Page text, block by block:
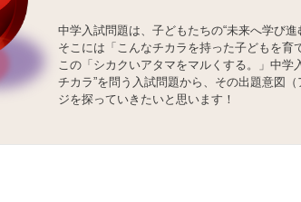
中学入試問題は、子どもたちの“未来へ学び進
そこには「こんなチカラを持った子どもを育
この「シカクいアタマをマルくする。」中学
チカラ”を問う入試問題から、その出題意図
ジを探っていきたいと思います！